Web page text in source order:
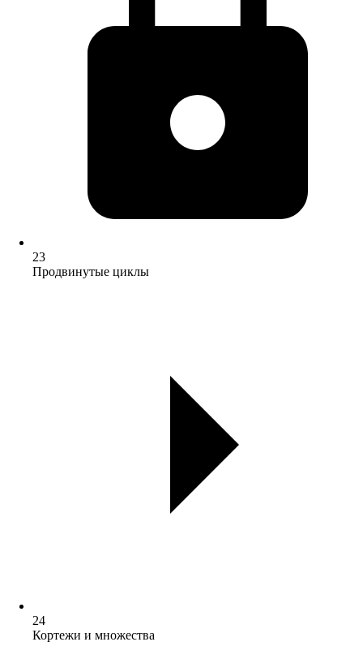
23
Продвинутые циклы
24
Кортежи и множества